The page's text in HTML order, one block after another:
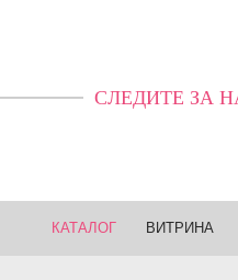
СЛЕДИТЕ ЗА
КАТАЛОГ ВИТРИНА